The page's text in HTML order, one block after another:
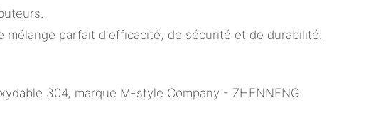
mélange parfait d'efficacité, de sécurité et de durabilité.